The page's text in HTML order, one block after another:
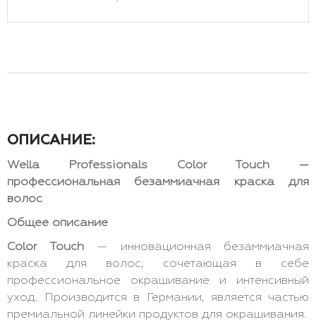
ОПИСАНИЕ:
Wella Professionals Color Touch —
профессиональная безаммиачная краска для
волос
Общее описание
Color Touch— инновационная безаммиачная
краска для волос, сочетающая в себе
профессиональное окрашивание и интенсивный
уход. Производится в Германии, является частью
премиальной линейки продуктов для окрашивания.